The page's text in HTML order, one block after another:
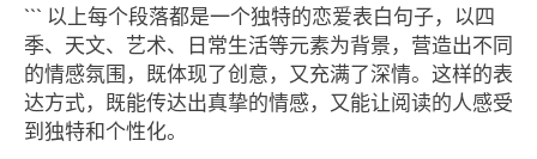
``` 以上每个段落都是一个独特的恋爱表白句子，以四
季、天文、艺术、日常生活等元素为背景，营造出不同
的情感氛围，既体现了创意，又充满了深情。这样的表
达方式，既能传达出真挚的情感，又能让阅读的人感受
到独特和个性化。